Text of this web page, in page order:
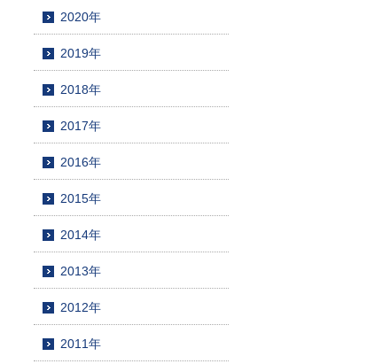
2020年
2019年
2018年
2017年
2016年
2015年
2014年
2013年
2012年
2011年